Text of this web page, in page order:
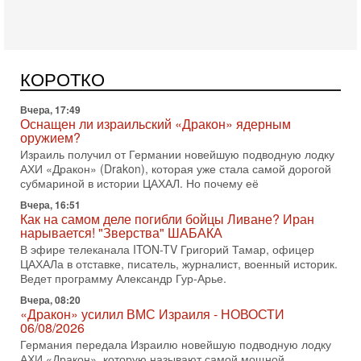
КОРОТКО
еврейский политический альянс? Что произойдет с
политическим раскладом сил, если арабский список
Вчера, 17:49
Оснащен ли израильский «Дракон» ядерным
оружием?
Израиль получил от Германии новейшую подводную лодку
АХИ «Дракон» (Drakon), которая уже стала самой дорогой
субмариной в истории ЦАХАЛ. Но почему её
Вчера, 16:51
Как на самом деле погибли бойцы Ливане? Иран
нарывается! "Зверства" ШАБАКА
В эфире телеканала ITON-TV Григорий Тамар, офицер
ЦАХАЛа в отставке, писатель, журналист, военный историк.
Ведет программу Александр Гур-Арье.
Вчера, 08:20
«Дракон» усилил ВМС Израиля - НОВОСТИ
06/08/2026
Германия передала Израилю новейшую подводную лодку